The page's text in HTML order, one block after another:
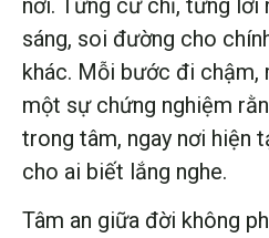
sáng, soi đường cho
khác. Mỗi bước đi chậm,
một sự chứng nghiệm
trong tâm, ngay nơi hiện
cho ai biết lắng nghe.
Tâm an giữa đời không